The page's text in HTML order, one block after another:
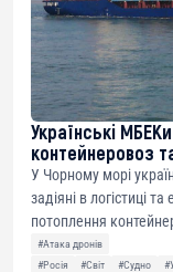
Українські
контейнеровоз
У Чорному морі
задіяні в логістиці
потоплення
#Атака дронів
#Росія
#Світ #Судно